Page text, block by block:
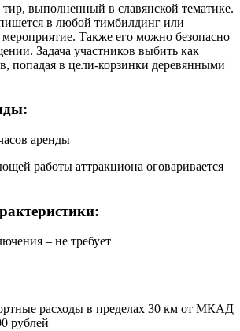
выполненный в славянской тематике.
в любой тимбилдинг или
мероприятие. Также его можно безопасно
Задача участников выбить как
попадая в цели-корзинки деревянными
аренды
работы аттракциона оговаривается
– не требует
расходы в пределах 30 км от МКАД
рублей